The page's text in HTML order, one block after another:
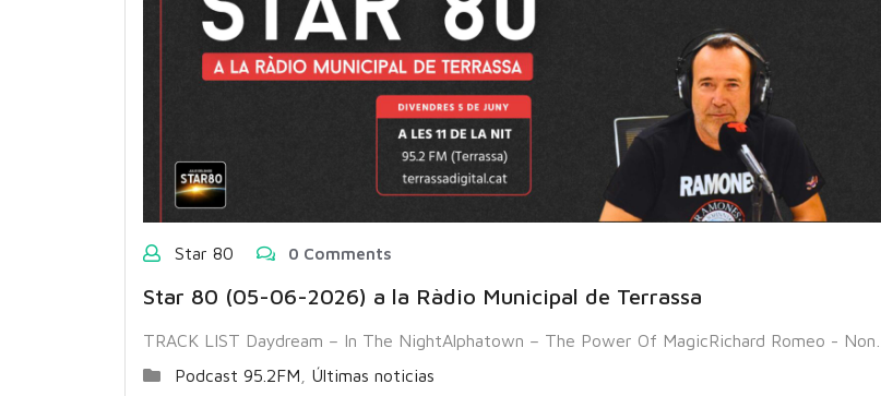
Star 80 0 Comments
Star 80 (05-06-2026) a la Ràdio Municipal de Terrassa
TRACK LIST Daydream – In The NightAlphatown – The Power Of MagicRichard Romeo - Non…
Podcast 95.2FM
Últimas noticias